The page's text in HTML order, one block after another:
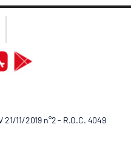
11/2019 n°2 - R.O.C. 4049